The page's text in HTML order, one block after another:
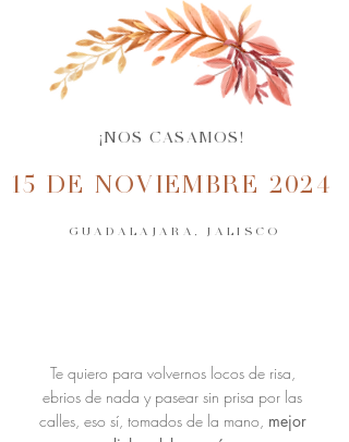
¡NOS CASAMOS!
15 DE NOVIEMBRE 2024
GUADALAJARA, JALISCO
Te quiero para volvernos locos de risa,
ebrios de nada y pasear sin prisa por las
calles, eso sí, tomados de la mano, mejor